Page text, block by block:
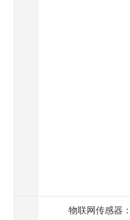
物联网传感器：